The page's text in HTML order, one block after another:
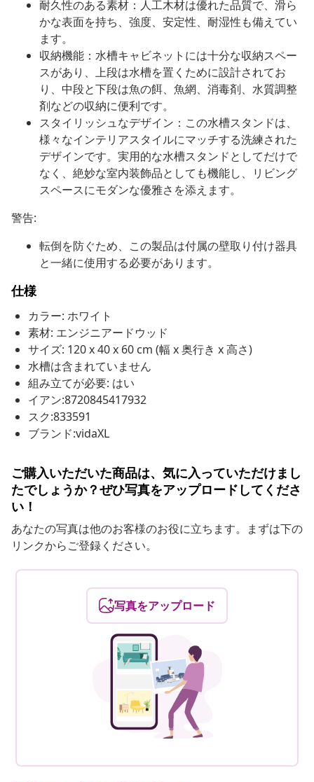
耐久性のある素材：人工木材は優れた品質で、滑ら
かな表面を持ち、強度、安定性、耐湿性も備えてい
ます。
収納機能：水槽キャビネットには十分な収納スペー
スがあり、上段は水槽を置くために設計されてお
り、中段と下段は魚の餌、魚網、消毒剤、水質調整
剤などの収納に便利です。
スタイリッシュなデザイン：この水槽スタンドは、
様々なインテリアスタイルにマッチする洗練された
デザインです。実用的な水槽スタンドとしてだけで
なく、絶妙な室内装飾品としても機能し、リビング
スペースにモダンな優雅さを添えます。
警告:
転倒を防ぐため、この製品は付属の壁取り付け器具
と一緒に使用する必要があります。
仕様
カラー: ホワイト
素材: エンジニアードウッド
サイズ: 120 x 40 x 60 cm (幅 x 奥行き x 高さ)
水槽は含まれていません
組み立てが必要: はい
イアン:8720845417932
スク:833591
ブランド:vidaXL
ご購入いただいた商品は、気に入っていただけまし
たでしょうか？ぜひ写真をアップロードしてくださ
い！
あなたの写真は他のお客様のお役に立ちます。まずは下の
リンクからご登録ください。
写真をアップロード